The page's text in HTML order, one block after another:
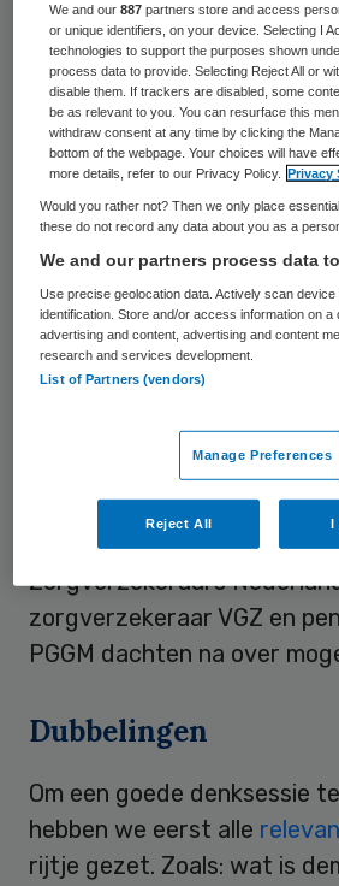
komende jaren gemiddeld
jaar bij. De groep mensen
groeit gestaag door de
omdat we ouder worden.
dementiezorg te kunnen
moeten we nu acties in
Maar welke acties? De
vroeg dit onlangs aan een
inhoudsdeskundigen tijdens
Verbeterfabriek ‘Hoe gaan
bestaan luister bij te zetten.
van RIVM, Deltaplan
VUmc, Universitair
Groningen, ouderenpartij
Zorgverzekeraars
zorgverzekeraar VGZ en
PGGM dachten na over
Dubbelingen
Om een goede denksessie
hebben we eerst alle
rijtje gezet. Zoals: wat is
We and our887 partners store and access
or unique identifiers, on your device. Selecting I
technologies to support the purposes shown
process data to provide. Selecting Reject All or
disable them. If trackers are disabled, some
be as relevant to you. You can resurface this
withdraw consent at any time by clicking the
bottom of the webpage. Your choices will have
more details, refer to our Privacy Policy.
Privacy
Would you rather not? Then we only place
these do not record any data about you as a
We and our partners process data
Use precise geolocation data. Actively scan
identification. Store and/or access information on a
advertising and content, advertising and content
research and services development.
List of Partners (vendors)
Manage Preferences
Reject All I